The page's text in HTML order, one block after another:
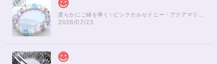
柔らかにご縁を導く✨ピンクカルセドニー・アクアマリンブレスレット16cm
2026/07/23